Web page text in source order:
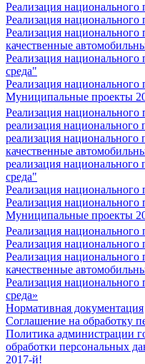
Реализация национального
Реализация
Реализация национального
качественные
Реализация
среда"
Реализация национального
Муниципальные проекты
Реализация национального
реализация
реализация национального
качественные
реализация
среда"
Реализация
Реализация национального
Муниципальные проекты
Реализация
Реализация национального
Реализация национального
качественные
Реализация национального
среда»
Нормативная документация
Соглашение на обработку
Политика администрации
обработки персональных
2017-й!